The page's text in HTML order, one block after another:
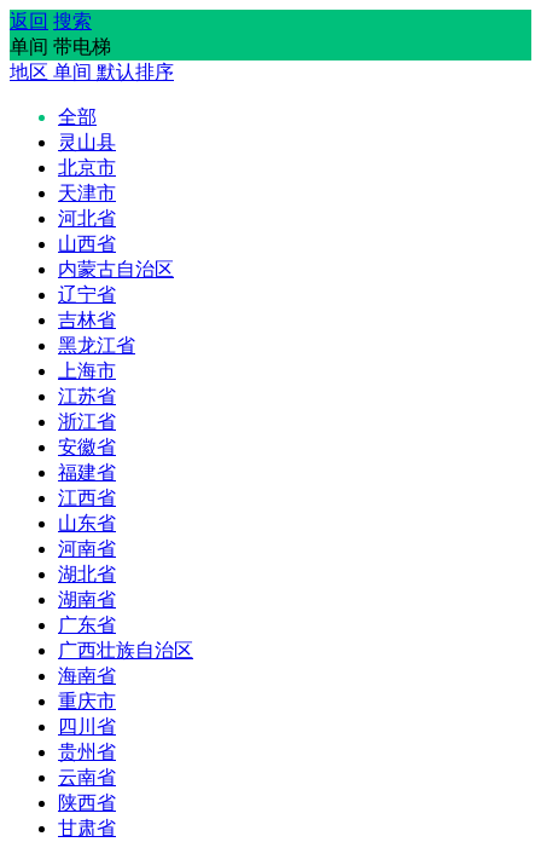
返回 搜索
单间 带电梯
地区 单间 默认排序
全部
灵山县
北京市
天津市
河北省
山西省
内蒙古自治区
辽宁省
吉林省
黑龙江省
上海市
江苏省
浙江省
安徽省
福建省
江西省
山东省
河南省
湖北省
湖南省
广东省
广西壮族自治区
海南省
重庆市
四川省
贵州省
云南省
陕西省
甘肃省